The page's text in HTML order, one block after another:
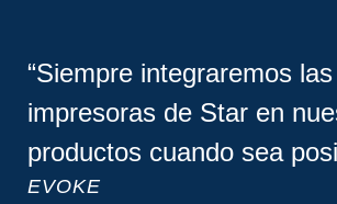
“Siempre integraremos las
impresoras de Star en
productos cuando sea
EVOKE